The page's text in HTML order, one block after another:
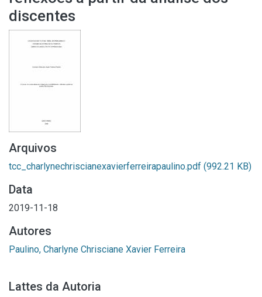
discentes
Arquivos
tcc_charlynechriscianexavierferreirapaulino.pdf (992.21 KB)
Data
2019-11-18
Autores
Paulino, Charlyne Chrisciane Xavier Ferreira
Lattes da Autoria